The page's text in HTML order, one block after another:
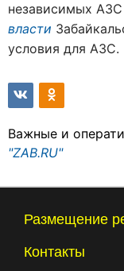
независимых
власти
условия для АЗС.
Важные и
"ZAB.RU"
Размещение
Контакты